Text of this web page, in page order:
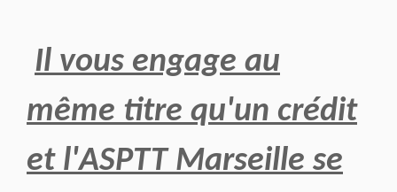
Il vous engage au
même titre qu'un crédit
et l'ASPTT Marseille se